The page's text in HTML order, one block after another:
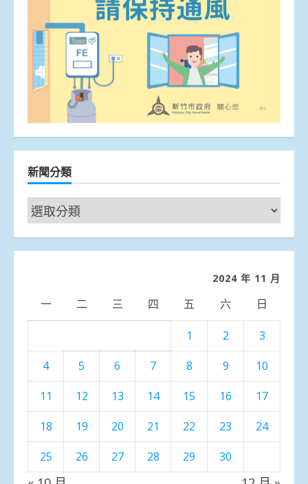
新聞分類
新
聞
分
2024 年 11 月
一 二 三 四 五 六 日
1 2
3
4
5 6 7 8 9
10
11
12 13 14 15 16
17
18
19 20 21 22 23
24
25
26 27 28 29 30